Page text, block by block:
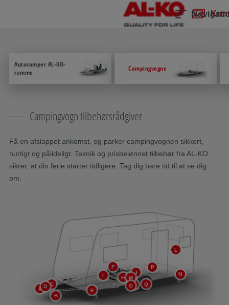
Autocamper AL-KO-
ramme
Campingvogne
Campingvogn tilbehørsrådgiver
Få en afslappet ankomst, og parker campingvognen sikkert,
hurtigt og pålideligt. Teknik og prisbelønnet tilbehør fra AL-KO
sikrer, at din ferie starter tidligere. Tag dig bare tid til at se dig
om.
A
B
C
D
E
F
G
H
I J
L
M
N
O
P
Q